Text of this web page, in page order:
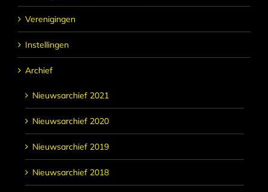
Verenigingen
Instellingen
Archief
Nieuwsarchief 2021
Nieuwsarchief 2020
Nieuwsarchief 2019
Nieuwsarchief 2018